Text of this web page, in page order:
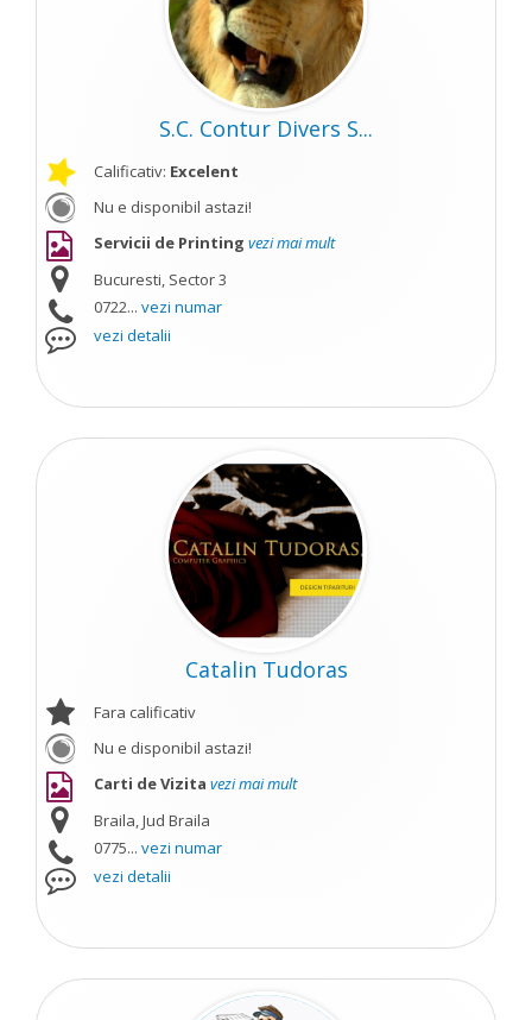
S.C. Contur Divers S...
Calificativ: Excelent
Nu e disponibil astazi!
Servicii de Printing vezi mai mult
Bucuresti, Sector 3
0722... vezi numar
vezi detalii
Catalin Tudoras
Fara calificativ
Nu e disponibil astazi!
Carti de Vizita vezi mai mult
Braila, Jud Braila
0775... vezi numar
vezi detalii